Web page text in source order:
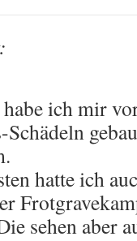
ich mir
hatte ich
sehen aber